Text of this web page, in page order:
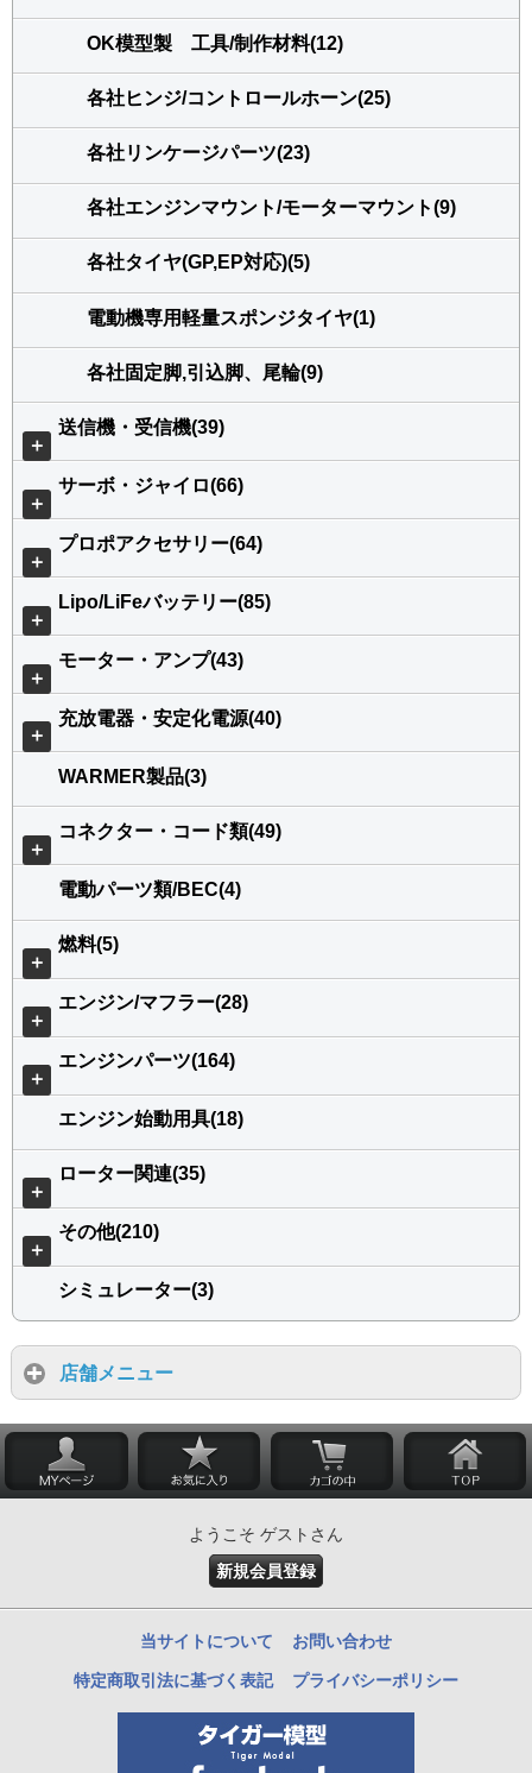
OK模型製 工具/制作材料(12)
各社ヒンジ/コントロールホーン(25)
各社リンケージパーツ(23)
各社エンジンマウント/モーターマウント(9)
各社タイヤ(GP,EP対応)(5)
電動機専用軽量スポンジタイヤ(1)
各社固定脚,引込脚、尾輪(9)
＋
送信機・受信機(39)
＋
サーボ・ジャイロ(66)
＋
プロポアクセサリー(64)
＋
Lipo/LiFeバッテリー(85)
＋
モーター・アンプ(43)
＋
充放電器・安定化電源(40)
WARMER製品(3)
＋
コネクター・コード類(49)
電動パーツ類/BEC(4)
＋
燃料(5)
＋
エンジン/マフラー(28)
＋
エンジンパーツ(164)
エンジン始動用具(18)
＋
ローター関連(35)
＋
その他(210)
シミュレーター(3)
店舗メニュー
ようこそ ゲストさん
新規会員登録
当サイトについて お問い合わせ
特定商取引法に基づく表記 プライバシーポリシー